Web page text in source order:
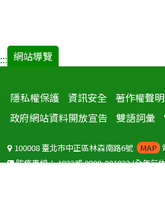
::: 網站導覽
隱私權保護 資訊安全 著作權聲明
政府網站資料開放宣告
雙語詞彙
100008 臺北市中正區林森南路6號 MAP
防疫專線：1922或0800-001922(全年無